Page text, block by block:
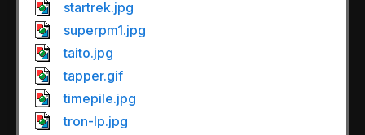
startrek.jpg
superpm1.jpg
taito.jpg
tapper.gif
timepile.jpg
tron-lp.jpg